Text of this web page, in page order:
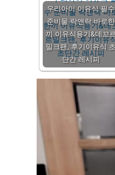
우리아이 이유식 필수
준비물 락앤락 바로한
끼 이유식용기&데꼬
밀크팬, 후기이유식 초
단간 레시피